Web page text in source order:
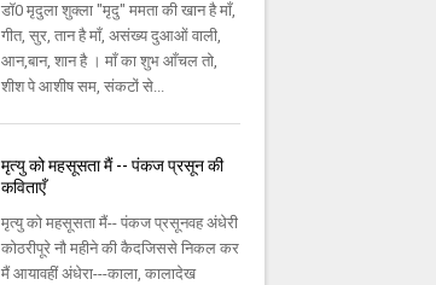
डॉ0 मृदुला शुक्ला "मृदु" ममता की खान है माँ,
गीत, सुर, तान है माँ, असंख्य दुआओं वाली,
आन,बान, शान है । माँ का शुभ आँचल तो,
शीश पे आशीष सम, संकटों से...
मृत्यु को महसूसता मैं -- पंकज प्रसून की
कविताएँ
मृत्यु को महसूसता मैं-- पंकज प्रसूनवह अंधेरी
कोठरीपूरे नौ महीने की कैदजिससे निकल कर
मैं आयावहीं अंधेरा---काला, कालादेख